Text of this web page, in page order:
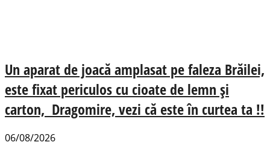
Un aparat de joacă amplasat pe faleza Brăilei,
este fixat periculos cu cioate de lemn și
carton, Dragomire, vezi că este în curtea ta !!
06/08/2026